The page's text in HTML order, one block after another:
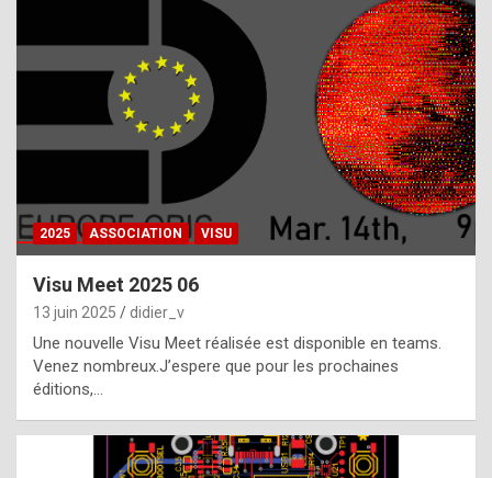
h
a
t
t
e
b
2025 ASSOCIATION VISU
Visu Meet 2025 06
13 juin 2025 didier_v
Une nouvelle Visu Meet réalisée est disponible en teams.
Venez nombreux.J’espere que pour les prochaines
éditions,…